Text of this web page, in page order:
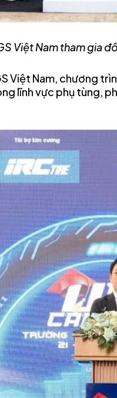
Việt Nam tham gia
Việt Nam, chương
lĩnh vực phụ tùng,